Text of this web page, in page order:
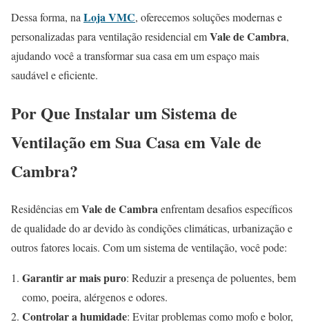
Dessa forma, naLoja VMC, oferecemos soluções modernas e
personalizadas para ventilação residencial emVale de Cambra,
ajudando você a transformar sua casa em um espaço mais
saudável e eficiente.
Por Que Instalar um Sistema de
Ventilação em Sua Casa em Vale de
Cambra?
Residências emVale de Cambraenfrentam desafios específicos
de qualidade do ar devido às condições climáticas, urbanização e
outros fatores locais. Com um sistema de ventilação, você pode:
Garantir ar mais puro: Reduzir a presença de poluentes, bem
como, poeira, alérgenos e odores.
Controlar a humidade: Evitar problemas como mofo e bolor,